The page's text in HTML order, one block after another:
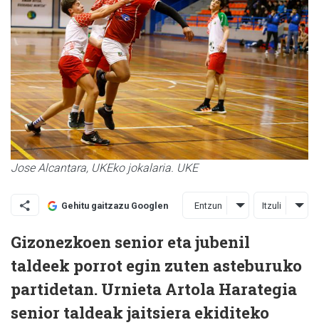
Jose Alcantara, UKEko jokalaria. UKE
Gehitu gaitzazu Googlen Entzun Itzuli
Gizonezkoen senior eta jubenil
taldeek porrot egin zuten asteburuko
partidetan. Urnieta Artola Harategia
senior taldeak jaitsiera ekiditeko